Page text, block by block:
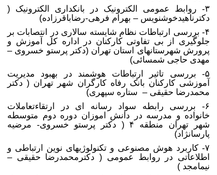
۳-
روابط عمومی الکترونیک در بانکداری الکترونیک (
دکترناهیدخوشنویس – بهرام فرهی-رضاباقرزاده)
۴-
بررسی ارتباطات نظام شایسته سالاری در انتصابات بر
جلوگیری از بی تفاوتی کارکنان در اداره کل آموزش و
پرورش شهرستانهای استان تهران (دکتر پرستو خسروی –
مهدی حاجی شمسائی)
۵- بررسی تاثیر ارتباطات هوشمند در بهبود مدیریت
آموزشی کارکنان بانک رفاه کارگران شهر تهران ( دکتر
محمدرضا حقیقی – ستاره سپهری)
۶-
بررسی رابطه سواد رسانه ای در ارتقاءتعاملات
خانواده و مدرسه در دانش اموزان دوره دوم متوسطه
شهر تهران منطقه ۴
( دکتر پرستو خسروی- مرضیه
پارسانژاد)
۷-
کاربرد هوش مصنوعی و تکنولوژیهای نوین ارتباطی و
اطلاعاتی در روابط عمومی ( دکترمحمدرضا حقیقی –
نیمامجد )